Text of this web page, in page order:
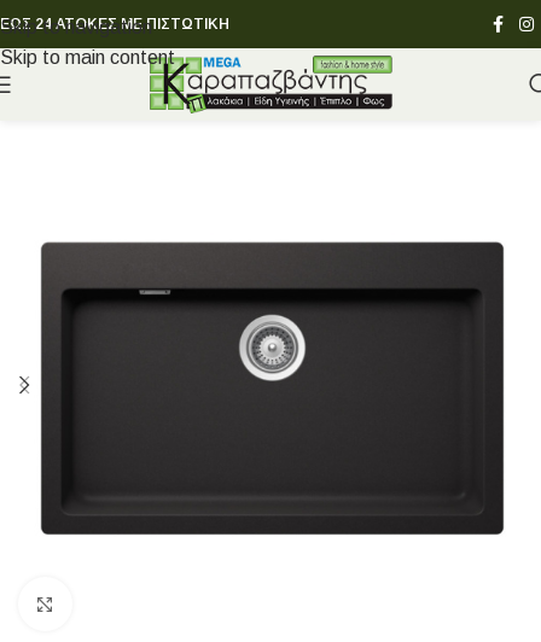
Skip to navigation
Skip to main content
ΕΩΣ 24 ΑΤΟΚΕΣ ΜΕ ΠΙΣΤΩΤΙΚΗ